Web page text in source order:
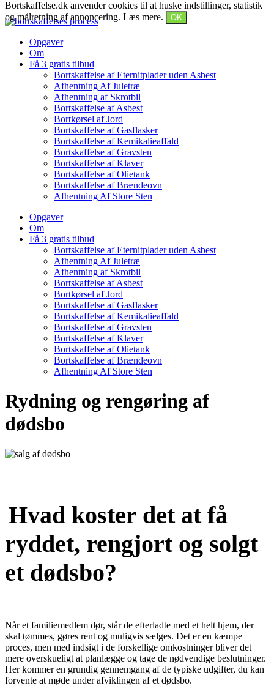
Videre til indhold
Opgaver
Om
Få 3 gratis tilbud
Bortskaffelse af Eternitplader uden Asbest
Afhentning Af Juletræ
Afhentning af Skrotbil
Bortskaffelse af Asbest
Bortkørsel af Jord
Bortskaffelse af Gasflasker
Bortskaffelse af Kemikalieaffald
Bortskaffelse af Gravsten
Bortskaffelse af Klaver
Bortskaffelse af Olietank
Bortskaffelse af Brændeovn
Afhentning Af Store Sten
Opgaver
Om
Få 3 gratis tilbud
Bortskaffelse af Eternitplader uden Asbest
Afhentning Af Juletræ
Afhentning af Skrotbil
Bortskaffelse af Asbest
Bortkørsel af Jord
Bortskaffelse af Gasflasker
Bortskaffelse af Kemikalieaffald
Bortskaffelse af Gravsten
Bortskaffelse af Klaver
Bortskaffelse af Olietank
Bortskaffelse af Brændeovn
Afhentning Af Store Sten
Rydning og rengøring af
dødsbo
Hvad koster det at få
ryddet, rengjort og solgt
et dødsbo?
Når et familiemedlem dør, står de efterladte med et helt hjem, der
skal tømmes, gøres rent og muligvis sælges. Det er en kæmpe
proces, men med indsigt i de forskellige omkostninger bliver det
mere overskueligt at planlægge og tage de nødvendige beslutninger.
Her kommer en grundig gennemgang af de typiske udgifter, du kan
forvente at møde under afviklingen af et dødsbo.
Bortskaffelse.dk anvender cookies til at huske indstillinger, statistik
og målretning af annoncering. Læs mere. OK